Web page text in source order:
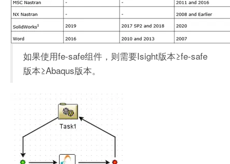
如果使用fe-safe组件，则需要Isight版本≥fe-safe
版本≥Abaqus版本。